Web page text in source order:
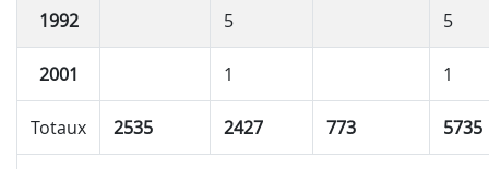
1992 5 5
2001 1 1
Totaux 2535 2427 773 5735